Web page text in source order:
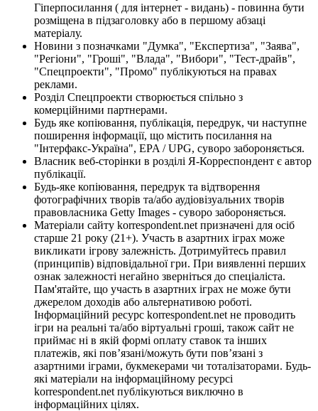
Гіперпосилання ( для інтернет - видань) - повинна бути
розміщена в підзаголовку або в першому абзаці
матеріалу.
Новини з позначками "Думка", "Експертиза", "Заява",
"Регіони", "Гроші", "Влада", "Вибори", "Тест-драйв",
"Спецпроекти", "Промо" публікуються на правах
реклами.
Розділ Спецпроекти створюється спільно з
комерційними партнерами.
Будь яке копіювання, публікація, передрук, чи наступне
поширення інформації, що містить посилання на
"Інтерфакс-Україна", EPA / UPG, суворо забороняється.
Власник веб-сторінки в розділі Я-Корреспондент є автор
публікації.
Будь-яке копіювання, передрук та відтворення
фотографічних творів та/або аудіовізуальних творів
правовласника Getty Images - суворо забороняється.
Матеріали сайту korrespondent.net призначені для осіб
старше 21 року (21+). Участь в азартних іграх може
викликати ігрову залежність. Дотримуйтесь правил
(принципів) відповідальної гри. При виявленні перших
ознак залежності негайно зверніться до спеціаліста.
Пам'ятайте, що участь в азартних іграх не може бути
джерелом доходів або альтернативою роботі.
Інформаційний ресурс korrespondent.net не проводить
ігри на реальні та/або віртуальні гроші, також сайт не
приймає ні в якій формі оплату ставок та інших
платежів, які пов’язані/можуть бути пов’язані з
азартними іграми, букмекерами чи тоталізаторами. Будь-
які матеріали на інформаційному ресурсі
korrespondent.net публікуються виключно в
інформаційних цілях.